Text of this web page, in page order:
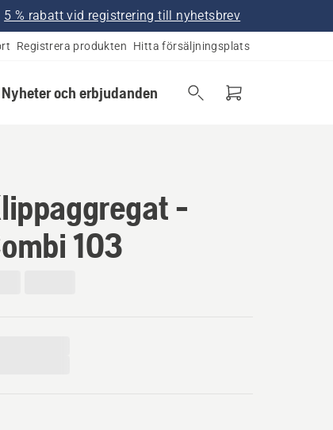
5 % rabatt vid registrering till nyhetsbrev
Registrera produkten Hitta försäljningsplats
Nyheter och erbjudanden
-
103